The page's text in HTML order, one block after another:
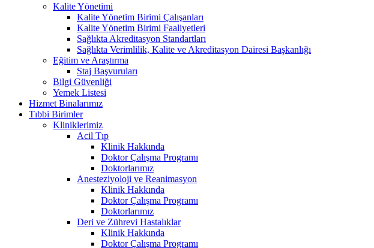
Kalite Yönetimi
Kalite Yönetim Birimi Çalışanları
Kalite Yönetim Birimi Faaliyetleri
Sağlıkta Akreditasyon Standartları
Sağlıkta Verimlilik, Kalite ve Akreditasyon Dairesi Başkanlığı
Eğitim ve Araştırma
Staj Başvuruları
Bilgi Güvenliği
Yemek Listesi
Hizmet Binalarımız
Tıbbi Birimler
Kliniklerimiz
Acil Tıp
Klinik Hakkında
Doktor Çalışma Programı
Doktorlarımız
Anesteziyoloji ve Reanimasyon
Klinik Hakkında
Doktor Çalışma Programı
Doktorlarımız
Deri ve Zührevi Hastalıklar
Klinik Hakkında
Doktor Çalışma Programı